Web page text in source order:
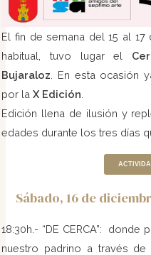
El fin de semana del 15 al
habitual, tuvo lugar el
Bujaraloz. En esta ocasión
por laX Edición.
Edición llena de ilusión y
edades durante los tres días
Sábado, 16 de
18:30h.- “DE CERCA”:
nuestro padrino a través de